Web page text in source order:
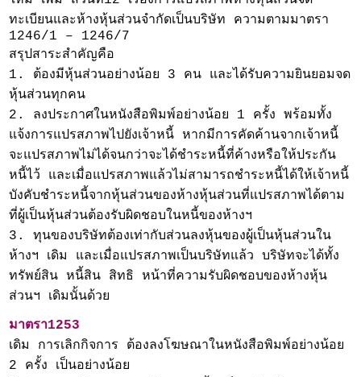
ทะเบียนและห้างหุ้นส่วนจำกัดเป็นบริษัท ความตามมาตรา
1246/1 – 1246/7
สรุปสาระสำคัญคือ
1. ต้องมีหุ้นส่วนอย่างน้อย 3 คน และได้รับความยินยอมจด
หุ้นส่วนทุกคน
2. ลงประกาศในหนังสือพิมพ์อย่างน้อย 1 ครั้ง พร้อมทั้ง
แจ้งการแปรสภาพไปยังเจ้าหนี้ หากมีการคัดค้านจากเจ้าหนี้
จะแปรสภาพไม่ได้จนกว่าจะได้ชำระหนี้ที่ค้างหรือให้ประกัน
หนี้ไว้ และเมื่อแปรสภาพแล้วไม่สามารถชำระหนี้ได้ให้เจ้าหนี้
บังคับชำระหนี้จากหุ้นส่วนของห้างหุ้นส่วนที่แปรสภาพได้ตาม
ที่ผู้เป็นหุ้นส่วนต้องรับผิดชอบในหนี้ของห้างฯ
3. ทุนของบริษัทต้องเท่ากับส่วนลงหุ้นของผู้เป็นหุ้นส่วนใน
ห้างฯ เดิม และเมื่อแปรสภาพเป็นบริษัทแล้ว บริษัทจะได้ทั้ง
ทรัพย์สิน หนี้สิน สิทธิ หน้าที่ความรับผิดชอบของห้างหุ้น
ส่วนฯ เดิมนั้นด้วย
มาตรา1253
เดิม การเลิกกิจการ ต้องลงโฆษณาในหนังสือพิมพ์อย่างน้อย
2 ครั้ง เป็นอย่างน้อย